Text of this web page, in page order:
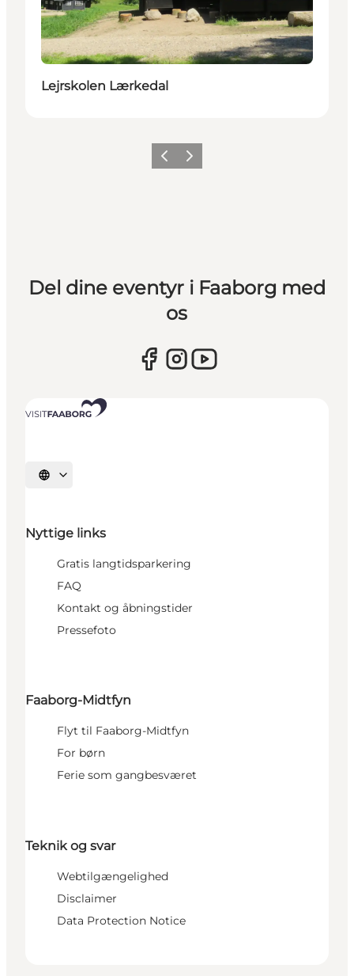
Lejrskolen Lærkedal
Forrige billede
Næste billede
Del dine eventyr i Faaborg med
os
Vælg sprog
Nyttige links
Gratis langtidsparkering
FAQ
Kontakt og åbningstider
Pressefoto
Faaborg-Midtfyn
Flyt til Faaborg-Midtfyn
For børn
Ferie som gangbesværet
Teknik og svar
Webtilgængelighed
Disclaimer
Data Protection Notice